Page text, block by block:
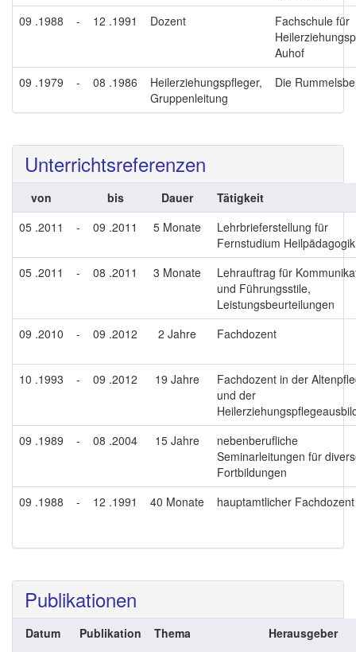
09 .1988
- 12 .1991 Dozent
Fachschule für
Auhof
09 .1979
- 08 .1986
Heilerziehungspfleger,
Gruppenleitung
Die
Unterrichtsreferenzen
von bis Dauer
Tätigkeit
05 .2011
- 09 .2011 5 Monate
Lehrbrieferstellung für
Fernstudium Heilpädagogik
05 .2011
- 08 .2011 3 Monate
Lehrauftrag für
und Führungsstile,
Leistungsbeurteilungen
09 .2010
- 09 .2012 2 Jahre Fachdozent
10 .1993 - 09 .2012 19 Jahre
Fachdozent in der
und der
09 .1989
- 08 .2004 15 Jahre
nebenberufliche
Seminarleitungen für
Fortbildungen
09 .1988
- 12 .1991 40 Monate hauptamtlicher Fachdozent
Publikationen
Datum Publikation Thema Herausgeber